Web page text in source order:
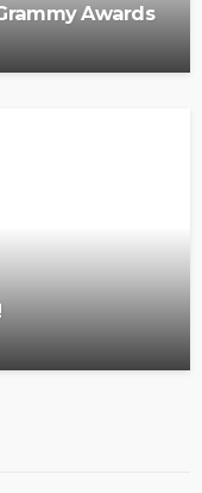
Awards